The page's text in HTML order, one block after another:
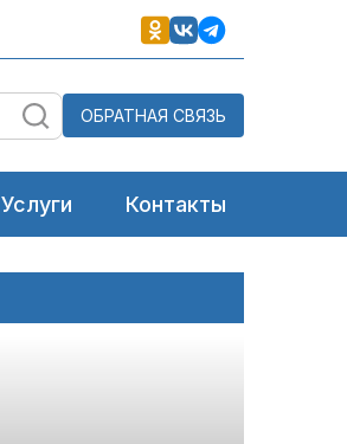
ОБРАТНАЯ СВЯЗЬ
Услуги Контакты